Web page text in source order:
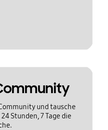
und tausche
Stunden, 7 Tage die